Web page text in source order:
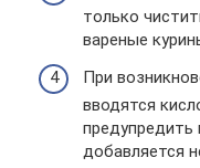
только
вареные
При
вводятся
предупредить
добавляется